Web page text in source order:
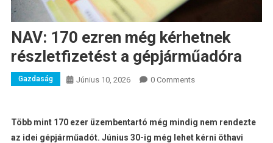
NAV: 170 ezren még kérhetnek
részletfizetést a gépjárműadóra
Gazdaság Június 10, 2026 0 Comments
Több mint 170 ezer üzembentartó még mindig nem rendezte
az idei gépjárműadót. Június 30-ig még lehet kérni öthavi